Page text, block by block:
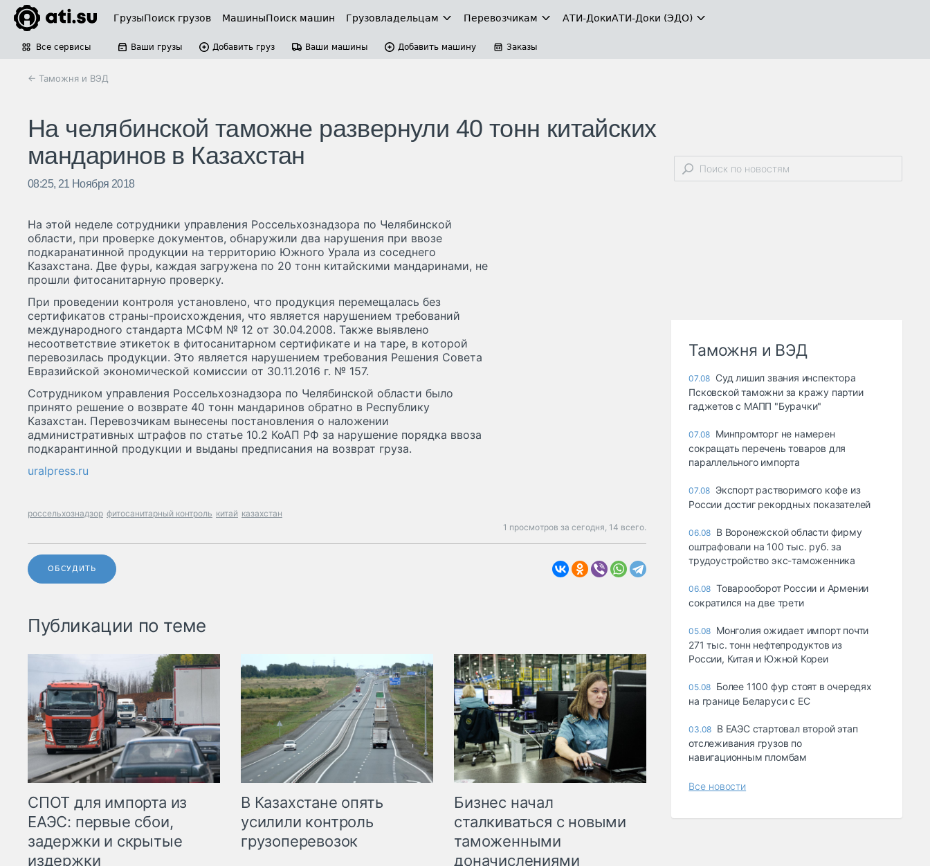
ГрузыПоиск грузов МашиныПоиск машин Грузовладельцам Перевозчикам АТИ-ДокиАТИ-Доки (ЭДО)
Все сервисы Ваши грузы Добавить груз Ваши машины Добавить машину Заказы
← Таможня и ВЭД
На челябинской таможне развернули 40 тонн китайских
мандаринов в Казахстан
08:25, 21 Ноября 2018
На этой неделе сотрудники управления Россельхознадзора по Челябинской
области, при проверке документов, обнаружили два нарушения при ввозе
подкаранатинной продукции на территорию Южного Урала из соседнего
Казахстана. Две фуры, каждая загружена по 20 тонн китайскими мандаринами, не
прошли фитосанитарную проверку.
При проведении контроля установлено, что продукция перемещалась без
сертификатов страны-происхождения, что является нарушением требований
международного стандарта МСФМ № 12 от 30.04.2008. Также выявлено
несоответствие этикеток в фитосанитарном сертификате и на таре, в которой
перевозилась продукции. Это является нарушением требования Решения Совета
Евразийской экономической комиссии от 30.11.2016 г. № 157.
Сотрудником управления Россельхознадзора по Челябинской области было
принято решение о возврате 40 тонн мандаринов обратно в Республику
Казахстан. Перевозчикам вынесены постановления о наложении
административных штрафов по статье 10.2 КоАП РФ за нарушение порядка ввоза
подкарантинной продукции и выданы предписания на возврат груза.
uralpress.ru
россельхознадзор фитосанитарный контроль китай казахстан
1 просмотров за сегодня, 14 всего.
ОБСУДИТЬ
Публикации по теме
СПОТ для импорта из
ЕАЭС: первые сбои,
задержки и скрытые
издержки
В Казахстане опять
усилили контроль
грузоперевозок
Бизнес начал
сталкиваться с новыми
таможенными
доначислениями
Таможня и ВЭД
07.08 Суд лишил звания инспектора
Псковской таможни за кражу партии
гаджетов с МАПП "Бурачки"
07.08 Минпромторг не намерен
сокращать перечень товаров для
параллельного импорта
07.08 Экспорт растворимого кофе из
России достиг рекордных показателей
06.08 В Воронежской области фирму
оштрафовали на 100 тыс. руб. за
трудоустройство экс-таможенника
06.08 Товарооборот России и Армении
сократился на две трети
05.08 Монголия ожидает импорт почти
271 тыс. тонн нефтепродуктов из
России, Китая и Южной Кореи
05.08 Более 1100 фур стоят в очередях
на границе Беларуси с ЕС
03.08 В ЕАЭС стартовал второй этап
отслеживания грузов по
навигационным пломбам
Все новости